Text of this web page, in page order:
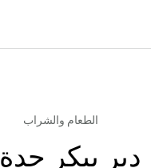
الطعام والشراب
دير بيكر